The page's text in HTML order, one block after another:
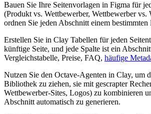
Bauen Sie Ihre Seitenvorlagen in Figma für
(Produkt vs. Wettbewerber, Wettbewerber vs.
ordnen Sie jeden Abschnitt einem bestimmten
Erstellen Sie in Clay Tabellen für jeden
künftige Seite, und jede Spalte ist ein
Vergleichstabelle, Preise, FAQ, häufige
Nutzen Sie den Octave-Agenten in Clay, um
Bibliothek zu ziehen, sie mit gescrapter
Wettbewerber-Sites, Logos) zu kombinieren
Abschnitt automatisch zu generieren.